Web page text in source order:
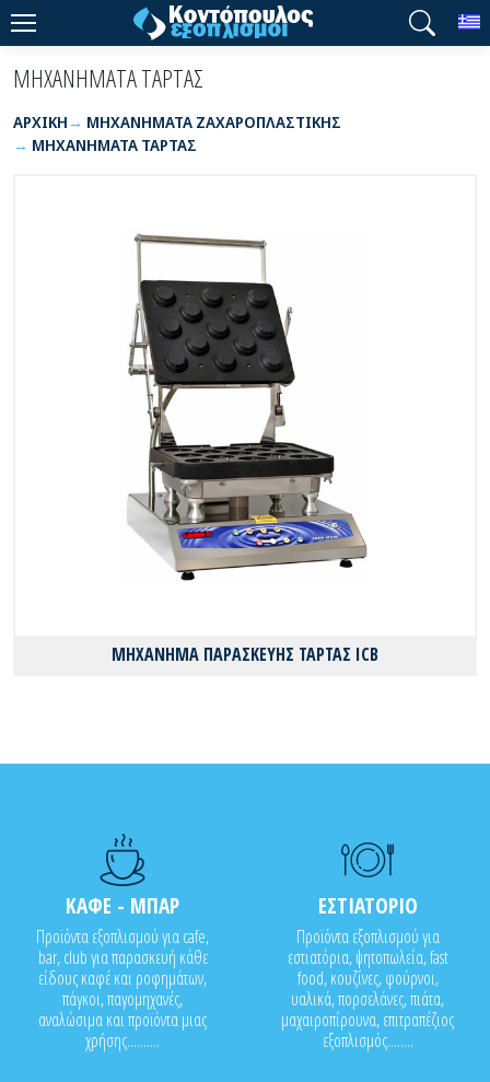
ΜΗΧΑΝΗΜΑΤΑ ΤΑΡΤΑΣ
ΑΡΧΙΚΉ
ΜΗΧΑΝΗΜΑΤΑ ΖΑΧΑΡΟΠΛΑΣΤΙΚΗΣ
ΜΗΧΑΝΗΜΑΤΑ ΤΑΡΤΑΣ
ΜΗΧΑΝΗΜΑ ΠΑΡΑΣΚΕΥΗΣ ΤΑΡΤΑΣ ICB
ΚΑΦΕ - ΜΠΑΡ
Προϊόντα εξοπλισμού για cafe,
bar, club για παρασκευή κάθε
είδους καφέ και ροφημάτων,
πάγκοι, παγομηχανές,
αναλώσιμα και προϊόντα μιας
χρήσης..........
ΕΣΤΙΑΤΟΡΙΟ
Προϊόντα εξοπλισμού για
εστιατόρια, ψητοπωλεία, fast
food, κουζίνες, φούρνοι,
υαλικά, πορσελάνες, πιάτα,
μαχαιροπίρουνα, επιτραπέζιος
εξοπλισμός........